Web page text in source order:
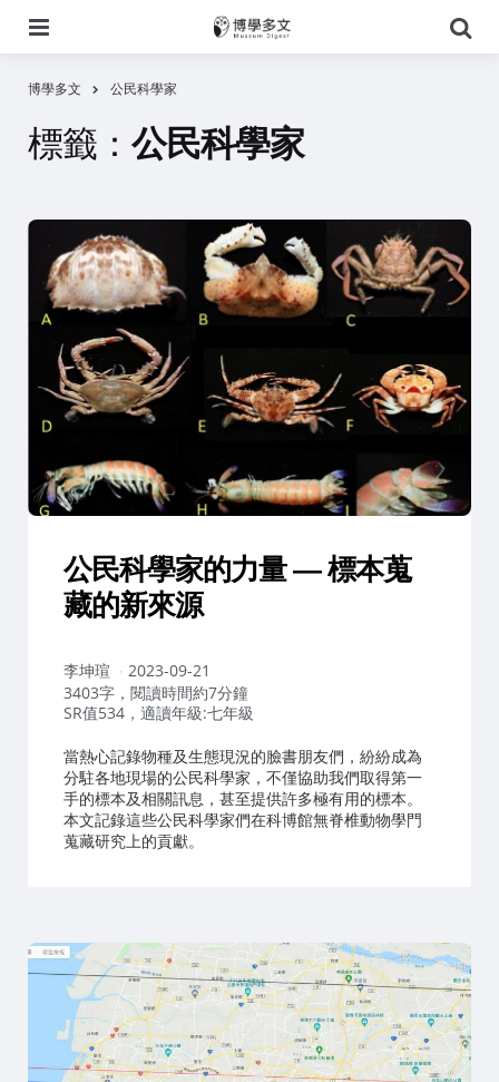
尋
博學多文 公民科學家
標籤： 公民科學家
公民科學家的力量 — 標本蒐
藏的新來源
作
者：
李坤瑄
2023-09-21
3403字，閱讀時間約7分鐘
SR值534，適讀年級:七年級
當熱心記錄物種及生態現況的臉書朋友們，紛紛成為
分駐各地現場的公民科學家，不僅協助我們取得第一
手的標本及相關訊息，甚至提供許多極有用的標本。
本文記錄這些公民科學家們在科博館無脊椎動物學門
蒐藏研究上的貢獻。